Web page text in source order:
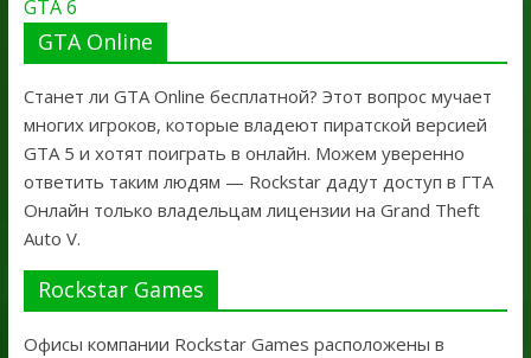
GTA 6
GTA Online
Станет ли GTA Online бесплатной? Этот вопрос мучает
многих игроков, которые владеют пиратской версией
GTA 5 и хотят поиграть в онлайн. Можем уверенно
ответить таким людям — Rockstar дадут доступ в ГТА
Онлайн только владельцам лицензии на Grand Theft
Auto V.
Rockstar Games
Офисы компании Rockstar Games расположены в